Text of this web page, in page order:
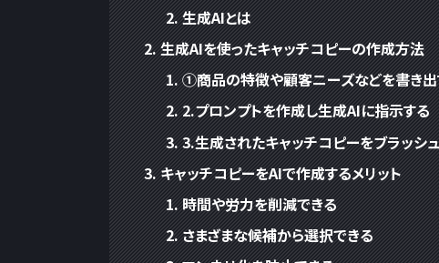
生成AIとは
生成AIを使ったキャッチコピーの作成方法
①商品の特徴や顧客ニーズなどを書き
2.プロンプトを作成し生成AIに指示する
3.生成されたキャッチコピーをブラッシ
キャッチコピーをAIで作成するメリット
時間や労力を削減できる
さまざまな候補から選択できる